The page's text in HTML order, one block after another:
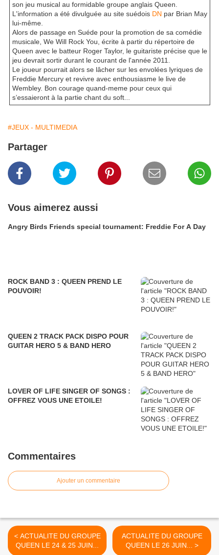
son jeu musical au formidable groupe anglais Queen.
L'information a été divulguée au site suédois DN par Brian May
lui-même.
Alors de passage en Suéde pour la promotion de sa comédie
musicale, We Will Rock You, écrite à partir du répertoire de
Queen avec le batteur Roger Taylor, le guitariste précise que le
jeu devrait sortir durant le courant de l'année 2011.
Le joueur pourrait alors se lâcher sur les envolées lyriques de
Freddie Mercury et revivre avec enthousiasme le live de
Wembley. Bon courage quand-meme pour ceux qui
s’essaieront à la partie chant du soft...
#JEUX - MULTIMEDIA
Partager
Vous aimerez aussi
Angry Birds Friends special tournament: Freddie For A Day
ROCK BAND 3 : QUEEN PREND LE
POUVOIR!
QUEEN 2 TRACK PACK DISPO POUR
GUITAR HERO 5 & BAND HERO
LOVER OF LIFE SINGER OF SONGS :
OFFREZ VOUS UNE ETOILE!
Commentaires
Ajouter un commentaire
< ACTUALITE DU GROUPE
QUEEN LE 24 & 25 JUIN...
ACTUALITE DU GROUPE
QUEEN LE 26 JUIN... >